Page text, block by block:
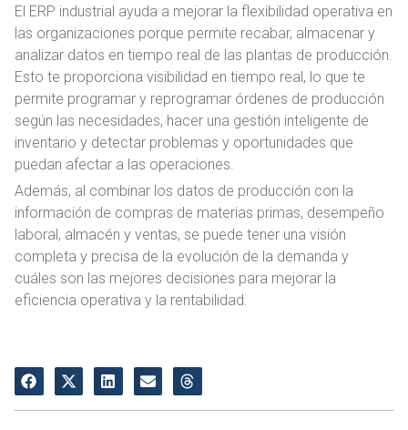
o
El ERP industrial ayuda a mejorar la flexibilidad operativa en
las organizaciones porque permite recabar, almacenar y
analizar datos en tiempo real de las plantas de producción.
Esto te proporciona visibilidad en tiempo real, lo que te
permite programar y reprogramar órdenes de producción
según las necesidades, hacer una gestión inteligente de
inventario y detectar problemas y oportunidades que
puedan afectar a las operaciones.
Además, al combinar los datos de producción con la
información de compras de materias primas, desempeño
laboral, almacén y ventas, se puede tener una visión
completa y precisa de la evolución de la demanda y
cuáles son las mejores decisiones para mejorar la
eficiencia operativa y la rentabilidad.